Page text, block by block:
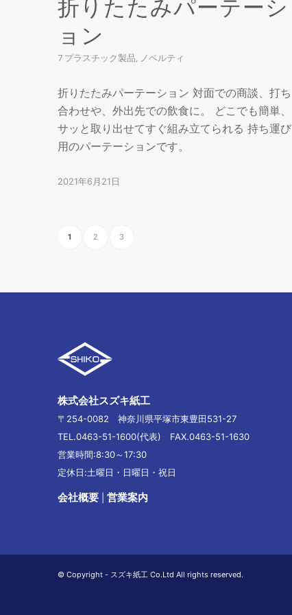
折りたたみパーテーシ
ョン
7 プラスチック製品, ノベルティ
折りたたみパーテーション 対面での商談、打ち
合わせや、外出先での飲食に。 どこでも簡単、
サッと取り出せてすぐ組み立てられる 持ち運び
用のパーテーションです。
2021年6月21日
1 2 3
株式会社スズキ紙工
〒254-0082 神奈川県平塚市東豊田531-27
TEL.0463-51-1600(代表) FAX.0463-51-1630
営業時間:8:30～17:30
定休日:土曜日・日曜日・祝日
会社概要| 営業案内
© Copyright - スズキ紙工 Co.Ltd All rights reserved.